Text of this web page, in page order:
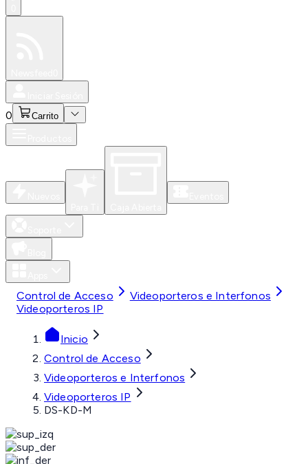
0 Carrito
Control de Acceso
Videoporteros e Interfonos
Videoporteros IP
Inicio
Control de Acceso
Videoporteros e Interfonos
Videoporteros IP
DS-KD-M